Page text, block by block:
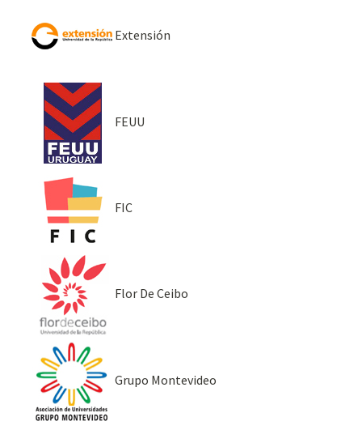
Extensión
FEUU
FIC
Flor De Ceibo
Grupo Montevideo